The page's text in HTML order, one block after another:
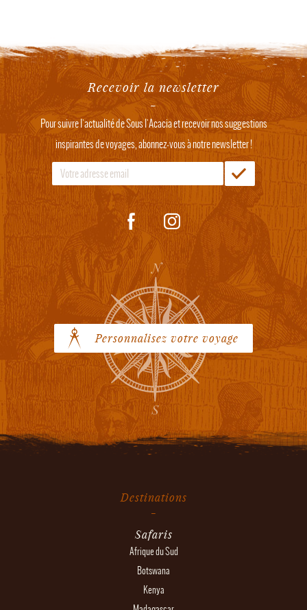
Recevoir la newsletter
Pour suivre l'actualité de Sous l'Acacia et recevoir nos suggestions
inspirantes de voyages, abonnez-vous à notre newsletter !
Personnalisez votre voyage
Destinations
Safaris
Afrique du Sud
Botswana
Kenya